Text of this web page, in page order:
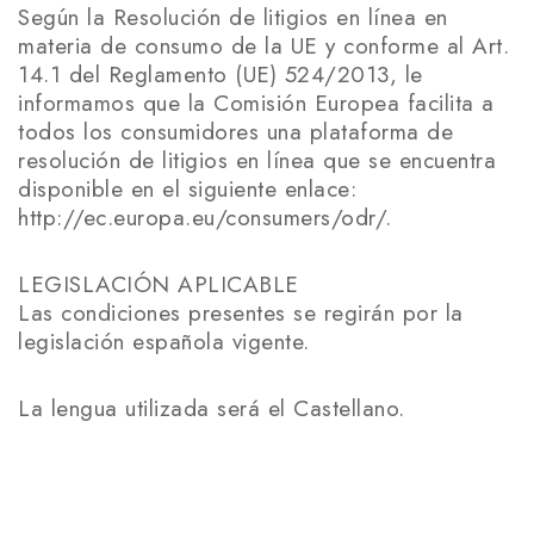
Según la Resolución de litigios en línea en
materia de consumo de la UE y conforme al Art.
14.1 del Reglamento (UE) 524/2013, le
informamos que la Comisión Europea facilita a
todos los consumidores una plataforma de
resolución de litigios en línea que se encuentra
disponible en el siguiente enlace:
http://ec.europa.eu/consumers/odr/.
LEGISLACIÓN APLICABLE
Las condiciones presentes se regirán por la
legislación española vigente.
La lengua utilizada será el Castellano.